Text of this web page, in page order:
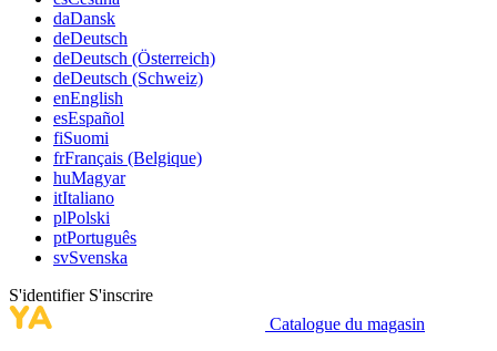
daDansk
deDeutsch
deDeutsch (Österreich)
deDeutsch (Schweiz)
enEnglish
esEspañol
fiSuomi
frFrançais (Belgique)
huMagyar
itItaliano
plPolski
ptPortuguês
svSvenska
S'identifier S'inscrire
Catalogue du magasin